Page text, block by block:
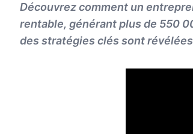
Découvrez comment un
rentable, générant plus de 550
des stratégies clés sont